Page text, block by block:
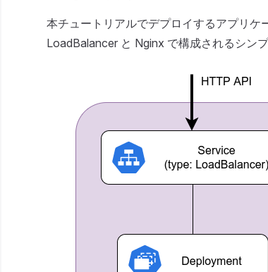
本チュートリアルでデプロイするアプリケ
LoadBalancer と Nginx で構成されるシン